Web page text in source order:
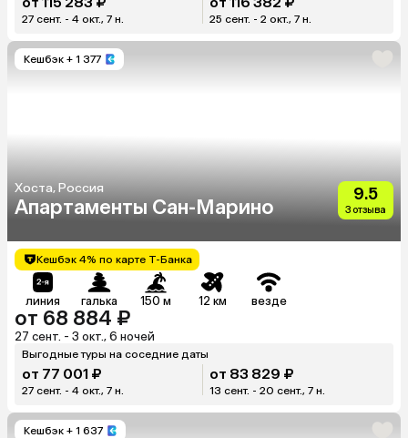
27 сент. - 4 окт., 7 н. 25 сент. - 2 окт., 7 н.
Кешбэк + 1 377
Хоста, Россия
Апартаменты Сан-Марино
9.5
3 отзыва
Кешбэк 4% по карте Т-Банка
линия галька 150 м 12 км везде
от 68 884 ₽
27 сент. - 3 окт., 6 ночей
Выгодные туры на соседние даты
от 77 001 ₽
27 сент. - 4 окт., 7 н.
от 83 829 ₽
13 сент. - 20 сент., 7 н.
Кешбэк + 1 637